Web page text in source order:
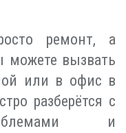
ремонт, а
вызвать
или в офис в
разберётся с
и